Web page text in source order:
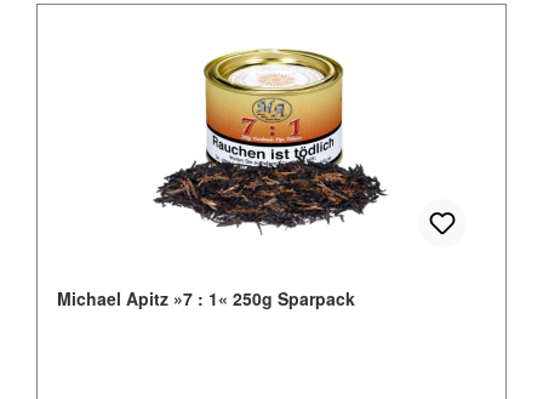
Michael Apitz »7 : 1« 250g Sparpack